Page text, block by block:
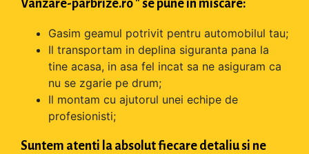
Vanzare-parbrize.ro " se pune in miscare:
Gasim geamul potrivit pentru automobilul tau;
Il transportam in deplina siguranta pana la
tine acasa, in asa fel incat sa ne asiguram ca
nu se zgarie pe drum;
Il montam cu ajutorul unei echipe de
profesionisti;
Suntem atenti la absolut fiecare detaliu si ne